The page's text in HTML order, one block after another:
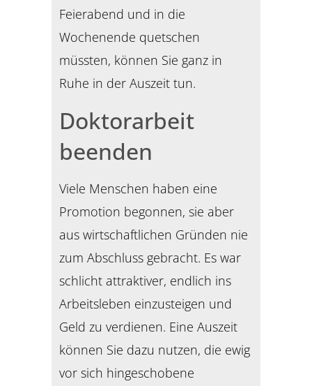
Feierabend und in die
Wochenende quetschen
müssten, können Sie ganz in
Ruhe in der Auszeit tun.
Doktorarbeit
beenden
Viele Menschen haben eine
Promotion begonnen, sie aber
aus wirtschaftlichen Gründen nie
zum Abschluss gebracht. Es war
schlicht attraktiver, endlich ins
Arbeitsleben einzusteigen und
Geld zu verdienen. Eine Auszeit
können Sie dazu nutzen, die ewig
vor sich hingeschobene